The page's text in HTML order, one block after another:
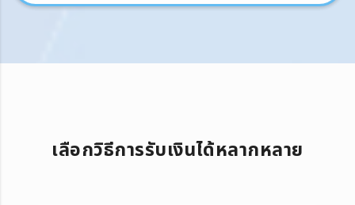
เลือกวิธีการรับเงินได้หลากหลาย